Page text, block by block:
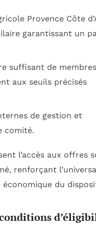
Provence Côte
garantissant un
suffisant de
aux seuils précisés
de gestion et
comité.
l’accès aux offres
renforçant
du